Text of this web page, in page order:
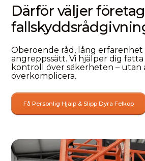
Därför väljer
Oberoende råd, lång
angreppssätt. Vi hjälper dig
kontroll över säkerheten – utan
överkomplicera.
Få Personlig Hjälp & Slipp Dyra Felköp